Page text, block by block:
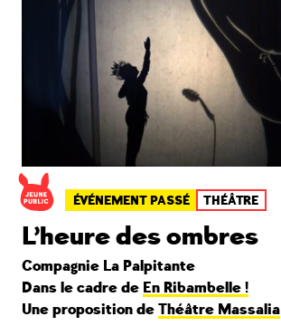
ÉVÉNEMENT PASSÉ THÉÂTRE
L’heure des ombres
Compagnie La Palpitante
Dans le cadre de En Ribambelle !
Une proposition de Théâtre Massalia